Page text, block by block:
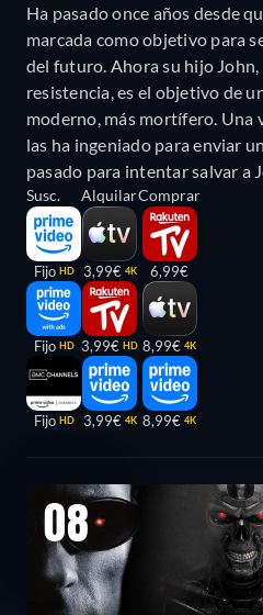
Ha pasado once años desde
marcada como objetivo para
del futuro. Ahora su hijo
resistencia, es el objetivo de
moderno, más mortífero. Una
las ha ingeniado para enviar
pasado para intentar salvar a
Susc.
Fijo HD
Fijo HD
Fijo HD
Alquilar
3,99€ 4K
3,99€ HD
3,99€ 4K
Comprar
6,99€
8,99€ 4K
8,99€ 4K
08